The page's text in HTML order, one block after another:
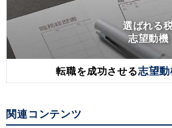
選ばれる
志望動機
転職を成功させる志望
関連コンテンツ